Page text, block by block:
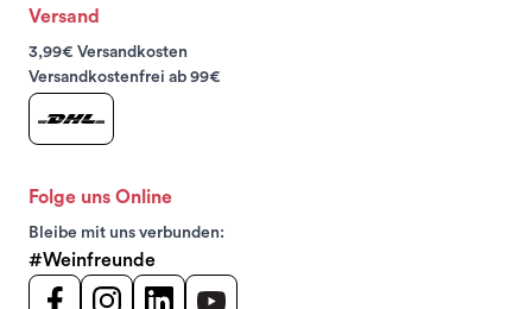
Versand
3,99€ Versandkosten
Versandkostenfrei ab 99€
Folge uns Online
Bleibe mit uns verbunden:
#Weinfreunde